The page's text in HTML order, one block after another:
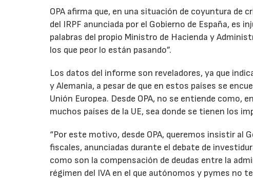
OPA afirma que, en una situación de coyuntura
del IRPF anunciada por el Gobierno de España, es
palabras del propio Ministro de Hacienda y
los que peor lo están pasando”.
Los datos del informe son reveladores, ya que
y Alemania, a pesar de que en estos países se
Unión Europea. Desde OPA, no se entiende
muchos países de la UE, sea donde se tienen los
“Por este motivo, desde OPA, queremos insistir al
fiscales, anunciadas durante el debate de
como son la compensación de deudas entre la
régimen del IVA en el que autónomos y pymes no